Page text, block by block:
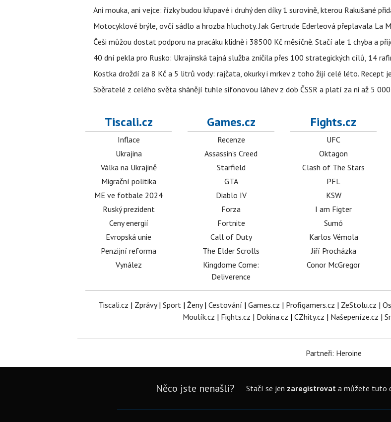
Ani mouka, ani vejce: řízky budou křupavé i druhý den díky 1 surovině, kterou Rakušané
Motocyklové brýle, ovčí sádlo a hrozba hluchoty. Jak Gertrude Ederleová přeplavala La
Češi můžou dostat podporu na pracáku klidně i 38500 Kč měsíčně. Stačí ale 1 chyba a
40 dní pekla pro Rusko: Ukrajinská tajná služba zničila přes 100 strategických cílů, 14
Kostka droždí za 8 Kč a 5 litrů vody: rajčata, okurky i mrkev z toho žijí celé léto. Recept
Sběratelé z celého světa shánějí tuhle sifonovou láhev z dob ČSSR a platí za ni až 5
Tiscali.cz
Inflace
Ukrajina
Válka na Ukrajině
Migrační politika
ME ve fotbale 2024
Ruský prezident
Ceny energií
Evropská unie
Penzijní reforma
Vynález
Games.cz
Recenze
Assassin's Creed
Starfield
GTA
Diablo IV
Forza
Fortnite
Call of Duty
The Elder Scrolls
Kingdome Come:
Deliverence
Fights.cz
UFC
Oktagon
Clash of The Stars
PFL
KSW
I am Figter
Sumó
Karlos Vémola
Jiří Procházka
Conor McGregor
Tiscali.cz | Zprávy| Sport| Ženy| Cestování | Games.cz | Profigamers.cz | ZeStolu.cz |
Moulík.cz | Fights.cz | Dokina.cz | CZhity.cz | Našepeníze.cz |
Partneři: Heroine
Něco jste nenašli? Stačí se jen zaregistrovata můžete tuto